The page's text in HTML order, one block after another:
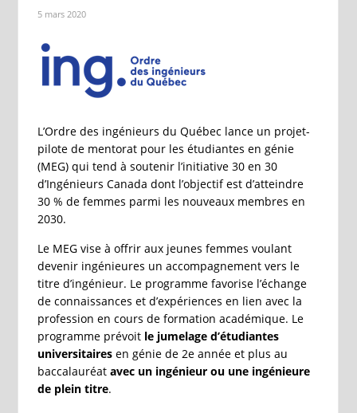
5 mars 2020
L’Ordre des ingénieurs du Québec lance un projet-
pilote de mentorat pour les étudiantes en génie
(MEG) qui tend à soutenir l’initiative 30 en 30
d’Ingénieurs Canada dont l’objectif est d’atteindre
30 % de femmes parmi les nouveaux membres en
2030.
Le MEG vise à offrir aux jeunes femmes voulant
devenir ingénieures un accompagnement vers le
titre d’ingénieur. Le programme favorise l’échange
de connaissances et d’expériences en lien avec la
profession en cours de formation académique. Le
programme prévoit le jumelage d’étudiantes
universitairesen génie de 2e année et plus au
baccalauréat avec un ingénieur ou une ingénieure
de plein titre.